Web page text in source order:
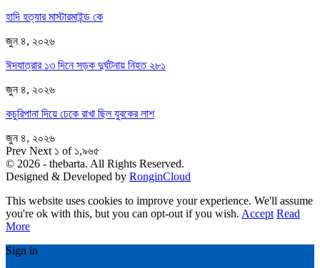
হাদি হত্যার মাস্টারমাইন্ড কে
জুন ৪, ২০২৬
ঈদযাত্রার ১৩ দিনে সড়ক দুর্ঘটনায় নিহত ২৮১
জুন ৪, ২০২৬
কচুরিপানা দিয়ে ঢেকে রাখা ছিল যুবকের লাশ
জুন ৪, ২০২৬
Prev Next ১ of ১,৯৬৫
© 2026 - thebarta. All Rights Reserved.
Designed & Developed by RonginCloud
This website uses cookies to improve your experience. We'll assume
you're ok with this, but you can opt-out if you wish. Accept Read
More
Sign in